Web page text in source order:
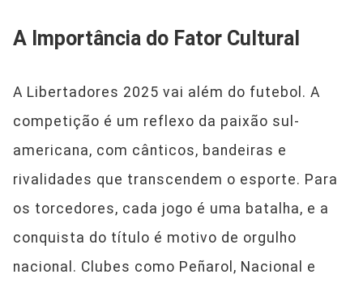
A Importância do Fator Cultural
A Libertadores 2025 vai além do futebol. A
competição é um reflexo da paixão sul-
americana, com cânticos, bandeiras e
rivalidades que transcendem o esporte. Para
os torcedores, cada jogo é uma batalha, e a
conquista do título é motivo de orgulho
nacional. Clubes como Peñarol, Nacional e